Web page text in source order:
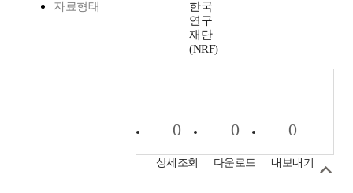
자료형태
한국
연구
재단
(NRF)
0
상세조회
0
다운로드
0
내보내기